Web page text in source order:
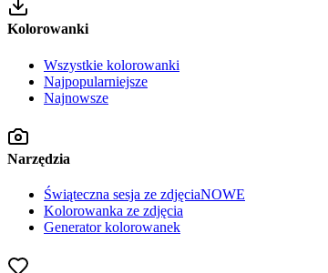
Kolorowanki
Wszystkie kolorowanki
Najpopularniejsze
Najnowsze
Narzędzia
Świąteczna sesja ze zdjęciaNOWE
Kolorowanka ze zdjęcia
Generator kolorowanek